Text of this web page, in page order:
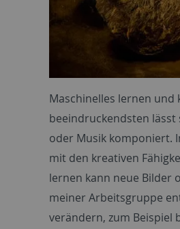
Maschinelles lernen und
beeindruckendsten lässt
oder Musik komponiert.
mit den kreativen
lernen kann neue Bilder
meiner Arbeitsgruppe
verändern, zum Beispiel